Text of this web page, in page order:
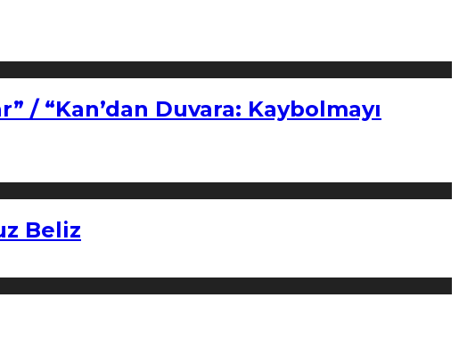
/ “Kan’dan Duvara: Kaybolmayı
Beliz